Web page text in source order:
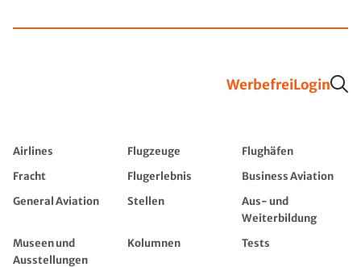
WerbefreiLogin
Airlines Flugzeuge
Flughäfen
Fracht
Flugerlebnis
Business Aviation
General Aviation
Stellen
Aus- und
Weiterbildung
Museen und
Ausstellungen
Kolumnen Tests